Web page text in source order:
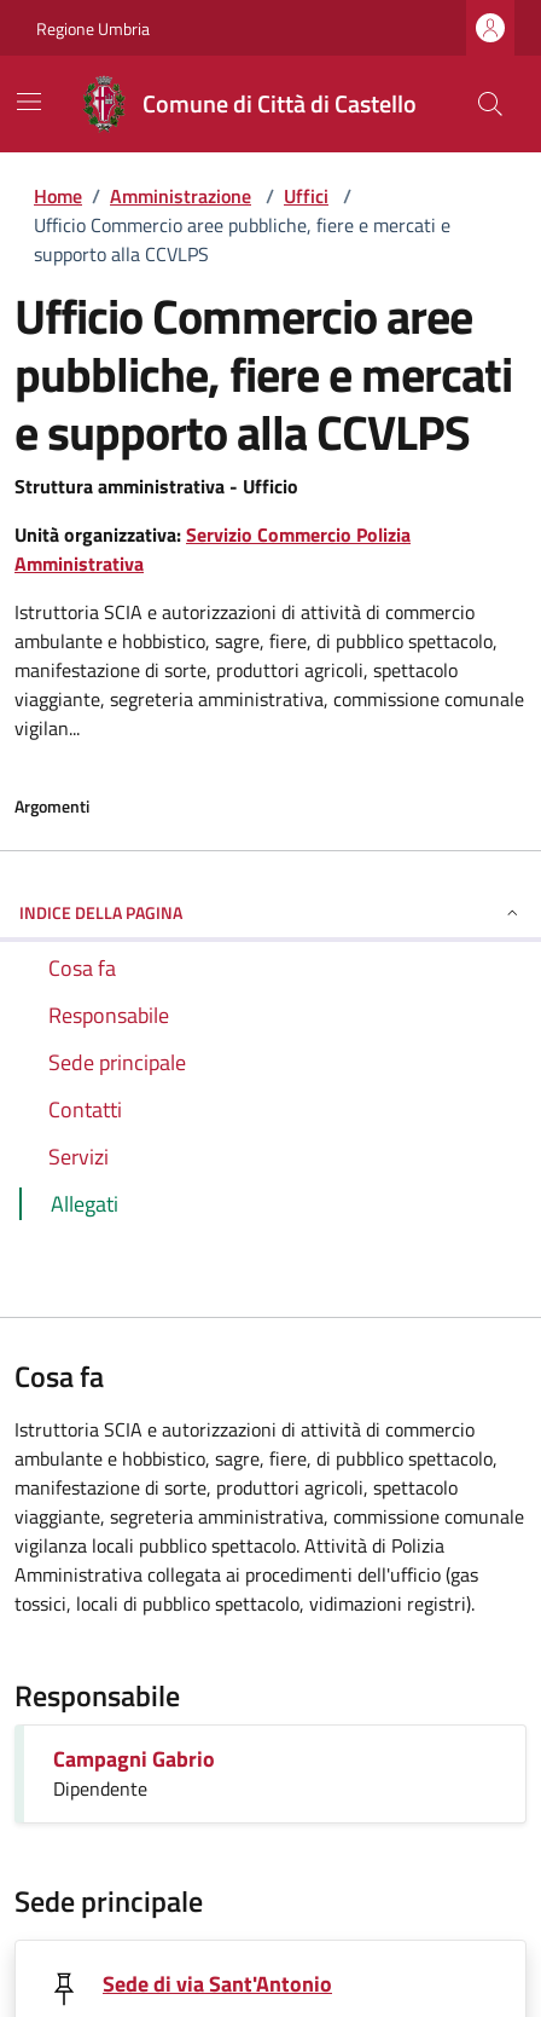
Regione Umbria
Comune di Città di Castello
Home / Amministrazione / Uffici /
Ufficio Commercio aree pubbliche, fiere e mercati e
supporto alla CCVLPS
Ufficio Commercio aree
pubbliche, fiere e mercati
e supporto alla CCVLPS
Struttura amministrativa - Ufficio
Unità organizzativa:Servizio Commercio Polizia
Amministrativa
Istruttoria SCIA e autorizzazioni di attività di commercio
ambulante e hobbistico, sagre, fiere, di pubblico spettacolo,
manifestazione di sorte, produttori agricoli, spettacolo
viaggiante, segreteria amministrativa, commissione comunale
vigilan...
Argomenti
INDICE DELLA PAGINA
Cosa fa
Responsabile
Sede principale
Contatti
Servizi
Allegati
Cosa fa
Istruttoria SCIA e autorizzazioni di attività di commercio
ambulante e hobbistico, sagre, fiere, di pubblico spettacolo,
manifestazione di sorte, produttori agricoli, spettacolo
viaggiante, segreteria amministrativa, commissione comunale
vigilanza locali pubblico spettacolo. Attività di Polizia
Amministrativa collegata ai procedimenti dell'ufficio (gas
tossici, locali di pubblico spettacolo, vidimazioni registri).
Responsabile
Campagni Gabrio
Dipendente
Sede principale
Sede di via Sant'Antonio